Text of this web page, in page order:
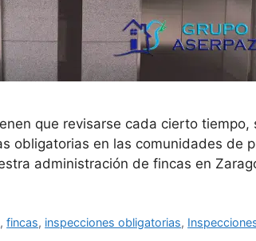
que revisarse cada cierto
obligatorias en las comunidades de
administración de fincas en
,fincas, inspecciones obligatorias,